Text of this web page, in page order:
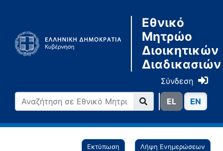
Εθνικό
Μητρώο
Διοικητικών
Διαδικασιών
Σύνδεση
ΕL ΕN
Εκτύπωση
Λήψη Ενημερώσεων